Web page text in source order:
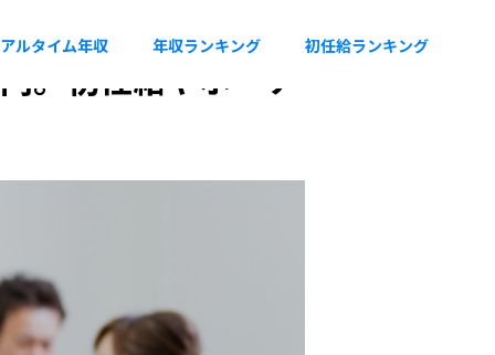
ルタイム年収 年収ランキング 初任給ランキング
。初任給やボーナ